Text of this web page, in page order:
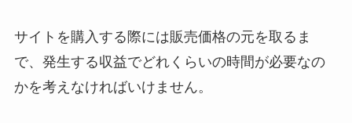
サイトを購入する際には販売価格の元を取るま
で、発生する収益でどれくらいの時間が必要なの
かを考えなければいけません。